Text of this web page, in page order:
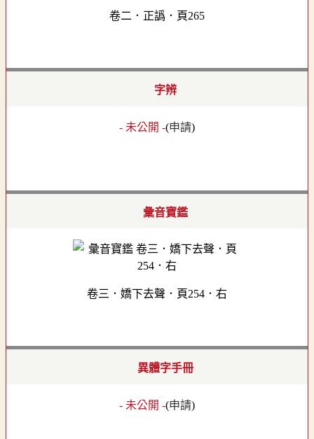
卷二．正譌．頁265
字辨
- 未公開 -(申請)
彙音寶鑑
卷三．嬌下去聲．頁254．右
異體字手冊
- 未公開 -(申請)